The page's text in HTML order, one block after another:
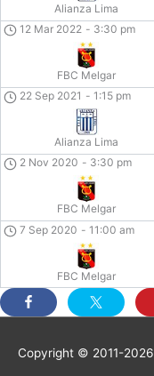
Alianza Lima
12 Mar 2022 - 3:30 pm
FBC Melgar
22 Sep 2021 - 1:15 pm
Alianza Lima
2 Nov 2020 - 3:30 pm
FBC Melgar
7 Sep 2020 - 11:00 am
FBC Melgar
Copyright © 2011-2026